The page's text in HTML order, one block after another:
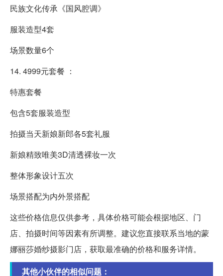
民族文化传承《国风腔调》
服装造型4套
场景数量6个
14. 4999元套餐 ：
特惠套餐
包含5套服装造型
拍摄当天新娘新郎各5套礼服
新娘精致唯美3D清透裸妆一次
整体形象设计五次
场景搭配为内外景搭配
这些价格信息仅供参考，具体价格可能会根据地区、门
店、拍摄时间等因素有所调整。建议您直接联系当地的蒙
娜丽莎婚纱摄影门店，获取最准确的价格和服务详情。
其他小伙伴的相似问题：